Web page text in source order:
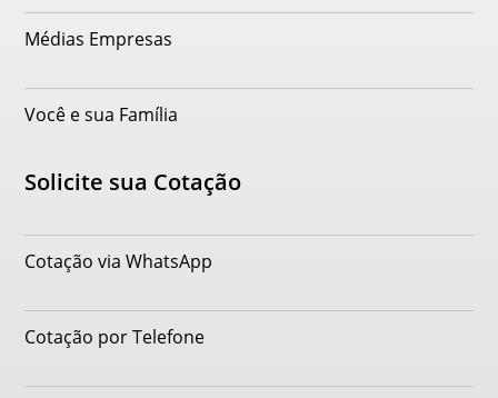
Médias Empresas
Você e sua Família
Solicite sua Cotação
Cotação via WhatsApp
Cotação por Telefone